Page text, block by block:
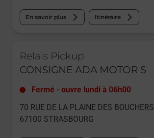
En savoir plus Itinéraire
Relais Pickup
CONSIGNE ADA MOTOR S
Fermé - ouvre lundi à 06h00
70 RUE DE LA PLAINE DES BOUCHERS
67100 STRASBOURG